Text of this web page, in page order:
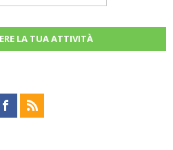
LA TUA ATTIVITÀ